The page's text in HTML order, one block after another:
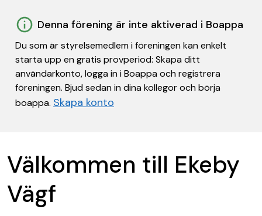
Denna förening är inte aktiverad i Boappa
Du som är styrelsemedlem i föreningen kan enkelt
starta upp en gratis provperiod: Skapa ditt
användarkonto, logga in i Boappa och registrera
föreningen. Bjud sedan in dina kollegor och börja
boappa. Skapa konto
Välkommen till Ekeby
Vägf